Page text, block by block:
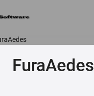
FuraAedes